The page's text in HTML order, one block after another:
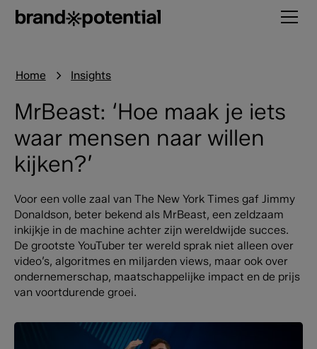
Home Insights
MrBeast: ‘Hoe maak je iets
waar mensen naar willen
kijken?’
Voor een volle zaal van The New York Times gaf Jimmy
Donaldson, beter bekend als MrBeast, een zeldzaam
inkijkje in de machine achter zijn wereldwijde succes.
De grootste YouTuber ter wereld sprak niet alleen over
video’s, algoritmes en miljarden views, maar ook over
ondernemerschap, maatschappelijke impact en de prijs
van voortdurende groei.